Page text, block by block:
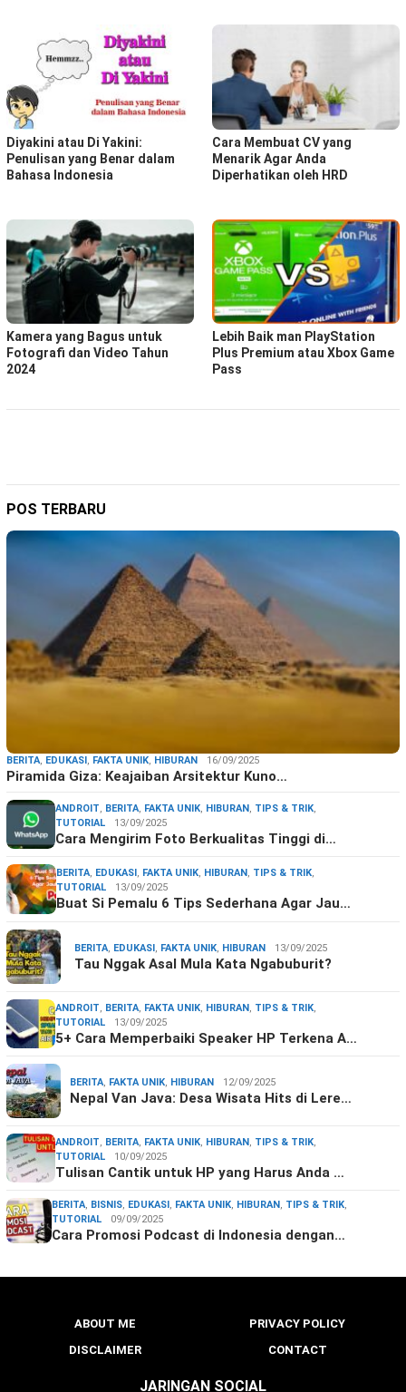
Diyakini atau Di Yakini:
Penulisan yang Benar dalam
Bahasa Indonesia
Cara Membuat CV yang
Menarik Agar Anda
Diperhatikan oleh HRD
Kamera yang Bagus untuk
Fotografi dan Video Tahun
2024
Lebih Baik man PlayStation
Plus Premium atau Xbox Game
Pass
POS TERBARU
BERITA, EDUKASI , FAKTA UNIK, HIBURAN 16/09/2025
Piramida Giza: Keajaiban Arsitektur Kuno…
ANDROIT, BERITA, FAKTA UNIK, HIBURAN , TIPS & TRIK,
TUTORIAL
13/09/2025
Cara Mengirim Foto Berkualitas Tinggi di…
BERITA, EDUKASI , FAKTA UNIK, HIBURAN , TIPS & TRIK,
TUTORIAL
13/09/2025
Buat Si Pemalu 6 Tips Sederhana Agar Jau…
BERITA, EDUKASI , FAKTA UNIK, HIBURAN 13/09/2025
Tau Nggak Asal Mula Kata Ngabuburit?
ANDROIT, BERITA, FAKTA UNIK, HIBURAN , TIPS & TRIK,
TUTORIAL
13/09/2025
5+ Cara Memperbaiki Speaker HP Terkena A…
BERITA, FAKTA UNIK, HIBURAN 12/09/2025
Nepal Van Java: Desa Wisata Hits di Lere…
ANDROIT, BERITA, FAKTA UNIK, HIBURAN , TIPS & TRIK,
TUTORIAL
10/09/2025
Tulisan Cantik untuk HP yang Harus Anda …
BERITA, BISNIS, EDUKASI , FAKTA UNIK, HIBURAN , TIPS & TRIK,
TUTORIAL
09/09/2025
Cara Promosi Podcast di Indonesia dengan…
ABOUT ME
PRIVACY POLICY
DISCLAIMER
CONTACT
JARINGAN SOCIAL